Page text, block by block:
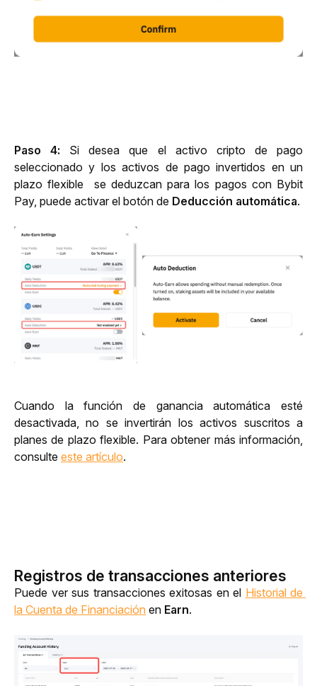
Paso 4: Si desea que el activo cripto de pago
seleccionado y los activos de pago invertidos en un
plazo flexible  se deduzcan para los pagos con Bybit
Pay, puede activar el botón de Deducción automática.
Cuando la función de ganancia automática esté
desactivada, no se invertirán los activos suscritos a
planes de plazo flexible. Para obtener más información,
consulte este artículo.
Registros de transacciones anteriores
Puede ver sus transacciones exitosas en el Historial de
la Cuenta de Financiación en Earn.